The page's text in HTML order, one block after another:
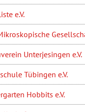
e.V.
Unterjesingen e.V.
Tübingen e.V.
Hobbits e.V.